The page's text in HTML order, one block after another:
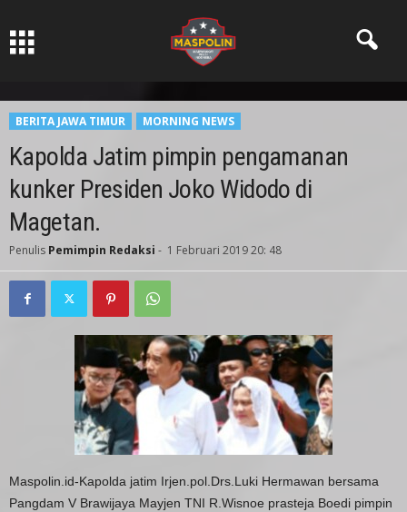
BERITA JAWA TIMUR MORNING NEWS
Kapolda Jatim pimpin pengamanan
kunker Presiden Joko Widodo di
Magetan.
Penulis Pemimpin Redaksi - 1 Februari 2019 20: 48
Maspolin.id-Kapolda jatim Irjen.pol.Drs.Luki Hermawan bersama
Pangdam V Brawijaya Mayjen TNI R.Wisnoe prasteja Boedi pimpin